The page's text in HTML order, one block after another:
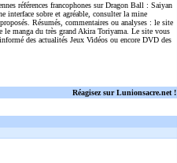
références francophones sur Dragon Ball : Saiyan
interface sobre et agréable, consulter la mine
Résumés, commentaires ou analyses : le site
le manga du très grand Akira Toriyama. Le site vous
des actualités Jeux Vidéos ou encore DVD des
Réagisez sur Lunionsacre.net !